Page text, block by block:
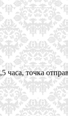
часа, точка